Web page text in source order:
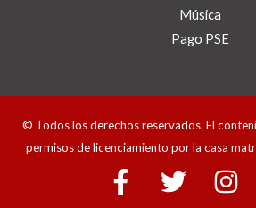
Música
Pago PSE
© Todos los derechos reservados. El
permisos de licenciamiento por la casa